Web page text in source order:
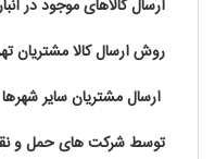
ارسال کالاهای موجود در
روشارسالکالامشتریان
ارسالمشتریانسایرشهرها
توسط شرکت هایحملو